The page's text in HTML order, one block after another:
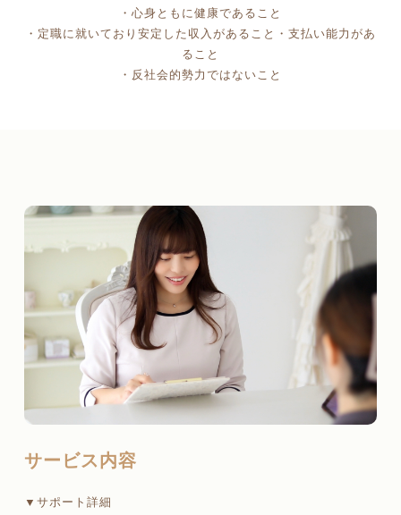
・心身ともに健康であること
・定職に就いており安定した収入があること・支払い能力があ
ること
・反社会的勢力ではないこと
サービス内容
▼サポート詳細